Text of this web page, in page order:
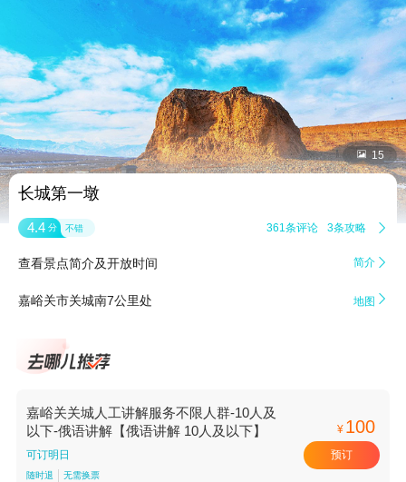
 15
长城第一墩
4.4 分 不错 361条评论 3条攻略 
查看景点简介及开放时间 简介 
嘉峪关市关城南7公里处 地图 
嘉峪关关城人工讲解服务不限人群-10人及
以下-俄语讲解【俄语讲解 10人及以下】
可订明日
随时退 无需换票
¥ 100
预订